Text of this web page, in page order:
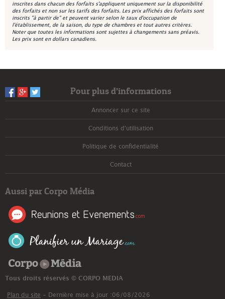
inscrites dans chacun des forfaits s'appliquent uniquement sur la disponibilité
des forfaits et non sur les tarifs des forfaits. Les prix affichés des forfaits sont
inscrits "à partir de" et peuvent varier selon le taux d'occupation de
l'établissement, de la saison, du type de chambres et tout autres critères.
Noter que toutes les informations sont sujettes à changements sans préavis.
Les prix sont en dollars canadiens.
Pour plus d’informations
Annoncer sur ce site
Conditions d'utilisation
Politique de confidentialité
Contact
Aussi par Corpo Média
Tous droits réservés © CORPO MEDIA
Plan du site - Dernière mise à jour :06/08/2026